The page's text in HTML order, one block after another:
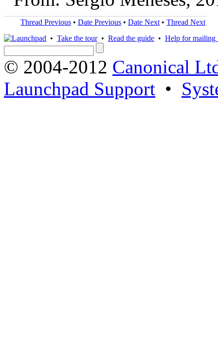
Thread Previous • Date Previous • Date Next • Thread Next
• Take the tour• Read the guide • Help for mailing
© 2004-2012 Canonical
Launchpad Support •